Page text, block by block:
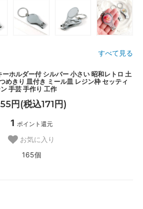
すべて見る
ホルダー付 シルバー 小さい 昭和レトロ 土
めきり 皿付き ミール皿 レジン枠 セッティ
手芸 手作り 工作
円(税込171円)
1 ポイント還元
お気に入り
165個